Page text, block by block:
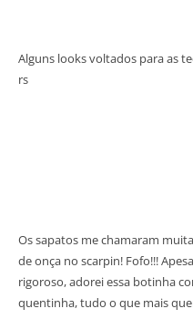
Alguns looks voltados para as
rs
Os sapatos me chamaram
de onça no scarpin! Fofo!!!
rigoroso, adorei essa botinha
quentinha, tudo o que mais